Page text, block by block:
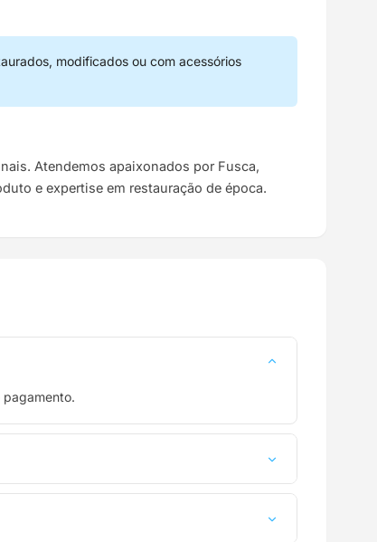
modificados ou com acessórios
Atendemos apaixonados por Fusca,
e expertise em restauração de época.